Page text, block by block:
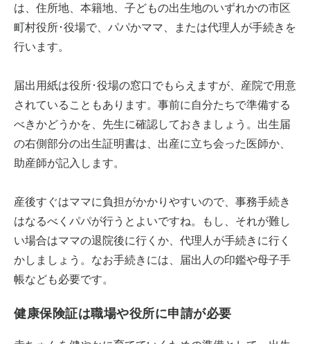
は、住所地、本籍地、子どもの出生地のいずれかの市区
町村役所･役場で、パパかママ、または代理人が手続きを
行います。
届出用紙は役所･役場の窓口でもらえますが、産院で用意
されていることもあります。事前に自分たちで準備する
べきかどうかを、先生に確認しておきましょう。出生届
の右側部分の出生証明書は、出産に立ち会った医師か、
助産師が記入します。
産後すぐはママに負担がかかりやすいので、事務手続き
はなるべくパパが行うとよいですね。もし、それが難し
い場合はママの退院後に行くか、代理人が手続きに行く
かしましょう。なお手続きには、届出人の印鑑や母子手
帳なども必要です。
健康保険証は職場や役所に申請が必要